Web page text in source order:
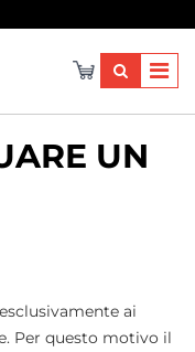
UN
ai
Per questo motivo il